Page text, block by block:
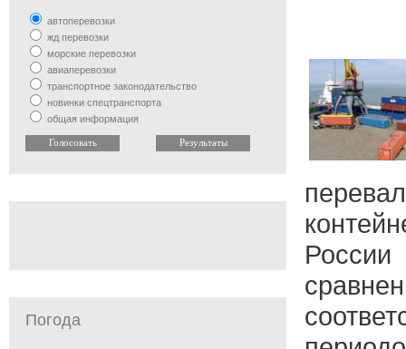
автоперевозки
жд перевозки
морские перевозки
авиаперевозки
транспортное законодательство
новинки спецтранспорта
общая информация
Погода
России